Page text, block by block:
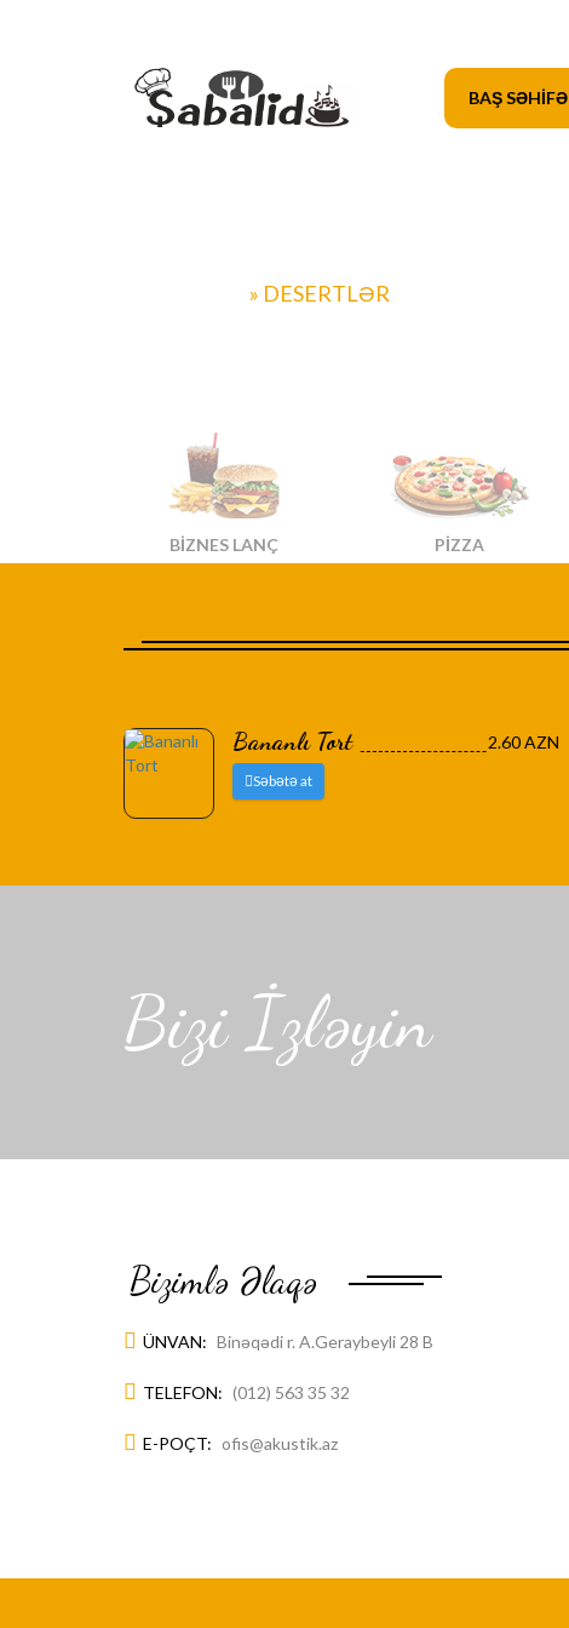
BAŞ SƏHİFƏ
» DESERTLƏR
BIZNES LANÇ PIZZA
Bananlı Tort 2.60 AZN
Səbətə at
Bizi İzləyin
Bizimlə Əlaqə
ÜNVAN: Binəqədi r. A.Geraybeyli 28 B
TELEFON: (012) 563 35 32
E-POÇT: ofis@akustik.az